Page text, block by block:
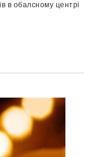
в обалсному центрі